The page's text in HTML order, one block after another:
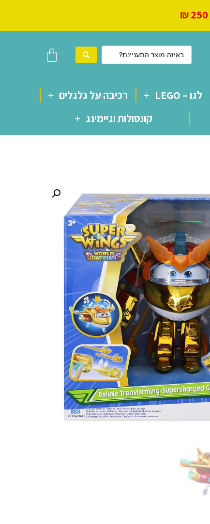
לגו – LEGO
רכיבה על גלגלים
קונסולות וגיימינג